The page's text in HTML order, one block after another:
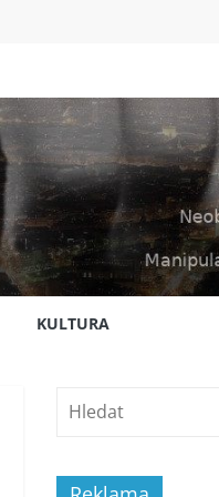
KULTURA